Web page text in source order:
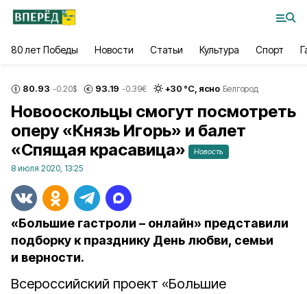
80 лет Победы Новости Статьи Культура Спорт
80.93 -0.20$ 93.19 -0.39€ +30 °С, ясно Белгород
Новооскольцы смогут посмотреть
оперу «Князь Игорь» и балет
«Спящая красавица»
Новость
8 июля 2020, 13:25
«Большие гастроли – онлайн» представили
подборку к празднику День любви, семьи
и верности.
Всероссийский проект «Большие